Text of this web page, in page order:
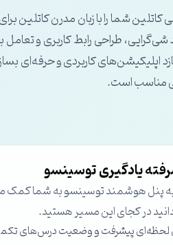
شما را با زبان مدرن کاتلین
اپلیکیشن‌های کاربردی و حرفه‌ای
مناسب است.
یادگیری توسینسو
پنل هوشمند توسینسو به شما کمک
در کجای این مسیر هستید.
لحظه‌ای پیشرفت و وضعیت درس‌های